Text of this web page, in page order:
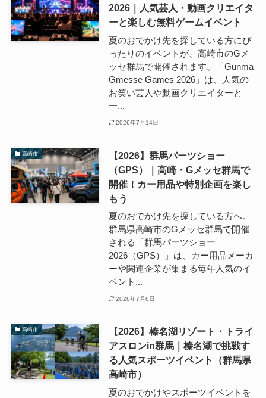
2026｜人気芸人・動画クリエイタ
ーと楽しむ無料ゲームイベント
夏のおでかけ先を探している方にぴ
ったりのイベントが、高崎市のGメ
ッセ群馬で開催されます。「Gunma
Gmesse Games 2026」は、人気の
お笑い芸人や動画クリエイターと
一...
2026年7月14日
高崎市
【2026】群馬パーツショー
（GPS）｜高崎・Gメッセ群馬で
開催！カー用品や特別企画を楽し
もう
夏のおでかけ先を探している方へ。
群馬県高崎市のGメッセ群馬で開催
される「群馬パーツショー
2026（GPS）」は、カー用品メーカ
ーや関連企業が集まる毎年人気のイ
ベント...
2026年7月6日
高崎市
【2026】榛名湖リゾート・トライ
アスロンin群馬｜榛名湖で挑戦す
る人気スポーツイベント（群馬県
高崎市）
夏のおでかけやスポーツイベントを